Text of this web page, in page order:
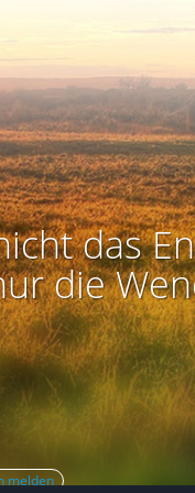
das
die
melden